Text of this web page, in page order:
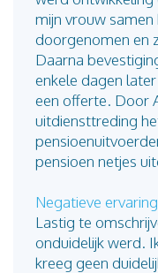
mijn vrouw
doorgenomen en
Daarna
enkele dagen
een offerte. Door
uitdiensttreding
pensioen netjes
Negatieve ervaring
Lastig te
onduidelijk werd.
kreeg geen